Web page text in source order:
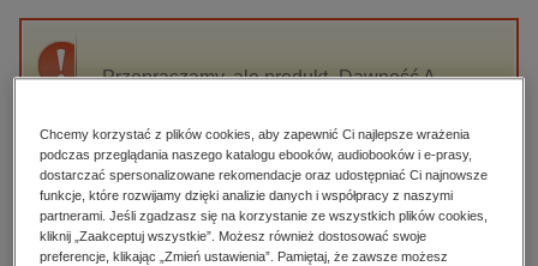
budownictwo, aranżacja wnętrz
darmowe wydania
edukacja
hobby, sport, rozrywka
komputery, internet, technologie, informatyka
Przepraszamy, ale produkt „Dawność A
High-contrast mode
Polecane
Chcemy korzystać z plików cookies, aby zapewnić Ci najlepsze wrażenia
podczas przeglądania naszego katalogu ebooków, audiobooków i e-prasy,
dostarczać spersonalizowane rekomendacje oraz udostępniać Ci najnowsze
funkcje, które rozwijamy dzięki analizie danych i współpracy z naszymi
partnerami. Jeśli zgadzasz się na korzystanie ze wszystkich plików cookies,
kliknij „Zaakceptuj wszystkie”. Możesz również dostosować swoje
preferencje, klikając „Zmień ustawienia”. Pamiętaj, że zawsze możesz